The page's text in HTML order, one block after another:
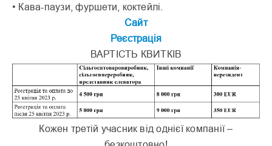
• Кава-паузи, фуршети, коктейлі.
Сайт
Реєстрація
ВАРТІСТЬ КВИТКІВ
Кожен третій учасник від однієї компанії –